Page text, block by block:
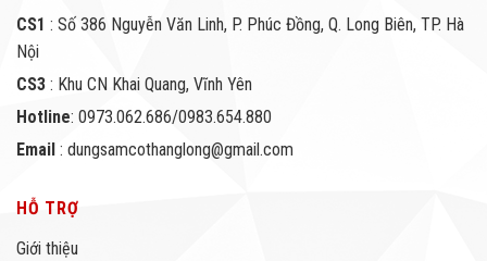
CS1 : Số 386 Nguyễn Văn Linh, P. Phúc Đồng, Q. Long Biên, TP. Hà
Nội
CS3 : Khu CN Khai Quang, Vĩnh Yên
Hotline: 0973.062.686/0983.654.880
Email : dungsamcothanglong@gmail.com
HỖ TRỢ
Giới thiệu